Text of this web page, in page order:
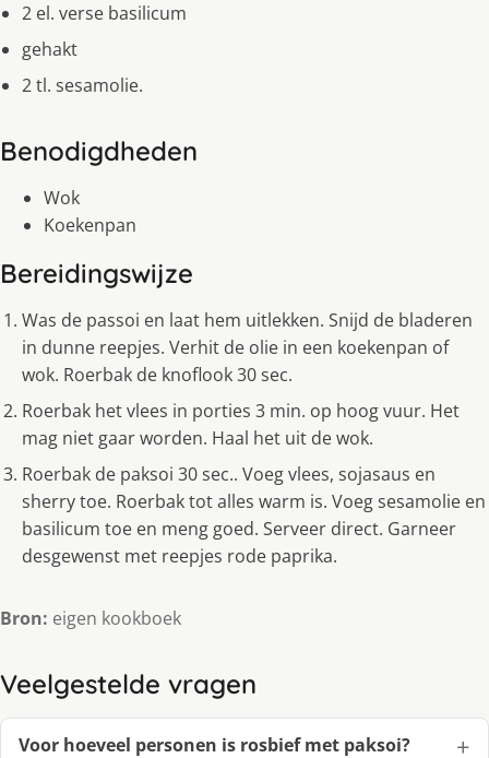
2 el. verse basilicum
gehakt
2 tl. sesamolie.
Benodigdheden
Wok
Koekenpan
Bereidingswijze
Was de passoi en laat hem uitlekken. Snijd de bladeren
in dunne reepjes. Verhit de olie in een koekenpan of
wok. Roerbak de knoflook 30 sec.
Roerbak het vlees in porties 3 min. op hoog vuur. Het
mag niet gaar worden. Haal het uit de wok.
Roerbak de paksoi 30 sec.. Voeg vlees, sojasaus en
sherry toe. Roerbak tot alles warm is. Voeg sesamolie en
basilicum toe en meng goed. Serveer direct. Garneer
desgewenst met reepjes rode paprika.
Bron: eigen kookboek
Veelgestelde vragen
Voor hoeveel personen is rosbief met paksoi?